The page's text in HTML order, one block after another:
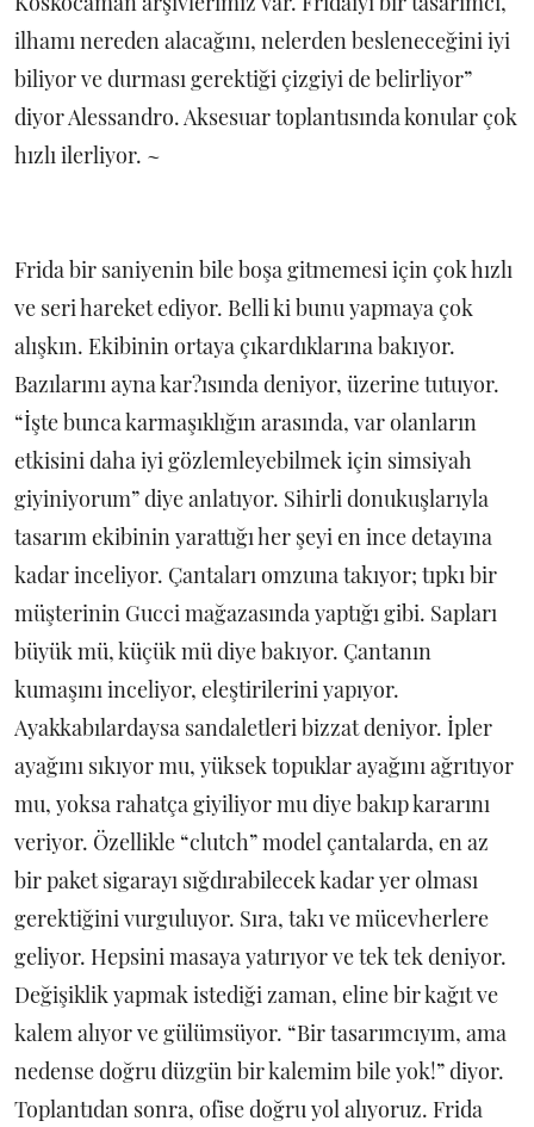
ilhamı nereden alacağını, nelerden besleneceğini iyi
biliyor ve durması gerektiği çizgiyi de belirliyor”
diyor Alessandro. Aksesuar toplantısında konular çok
hızlı ilerliyor. ~
Frida bir saniyenin bile boşa gitmemesi için çok hızlı
ve seri hareket ediyor. Belli ki bunu yapmaya çok
alışkın. Ekibinin ortaya çıkardıklarına bakıyor.
Bazılarını ayna kar?ısında deniyor, üzerine tutuyor.
“İşte bunca karmaşıklığın arasında, var olanların
etkisini daha iyi gözlemleyebilmek için simsiyah
giyiniyorum” diye anlatıyor. Sihirli donukuşlarıyla
tasarım ekibinin yarattığı her şeyi en ince detayına
kadar inceliyor. Çantaları omzuna takıyor; tıpkı bir
müşterinin Gucci mağazasında yaptığı gibi. Sapları
büyük mü, küçük mü diye bakıyor. Çantanın
kumaşını inceliyor, eleştirilerini yapıyor.
Ayakkabılardaysa sandaletleri bizzat deniyor. İpler
ayağını sıkıyor mu, yüksek topuklar ayağını ağrıtıyor
mu, yoksa rahatça giyiliyor mu diye bakıp kararını
veriyor. Özellikle “clutch” model çantalarda, en az
bir paket sigarayı sığdırabilecek kadar yer olması
gerektiğini vurguluyor. Sıra, takı ve mücevherlere
geliyor. Hepsini masaya yatırıyor ve tek tek deniyor.
Değişiklik yapmak istediği zaman, eline bir kağıt ve
kalem alıyor ve gülümsüyor. “Bir tasarımcıyım, ama
nedense doğru düzgün bir kalemim bile yok!” diyor.
Toplantıdan sonra, ofise doğru yol alıyoruz. Frida